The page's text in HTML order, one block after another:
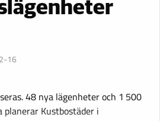
16
48 nya lägenheter och 1 500
Kustbostäder i